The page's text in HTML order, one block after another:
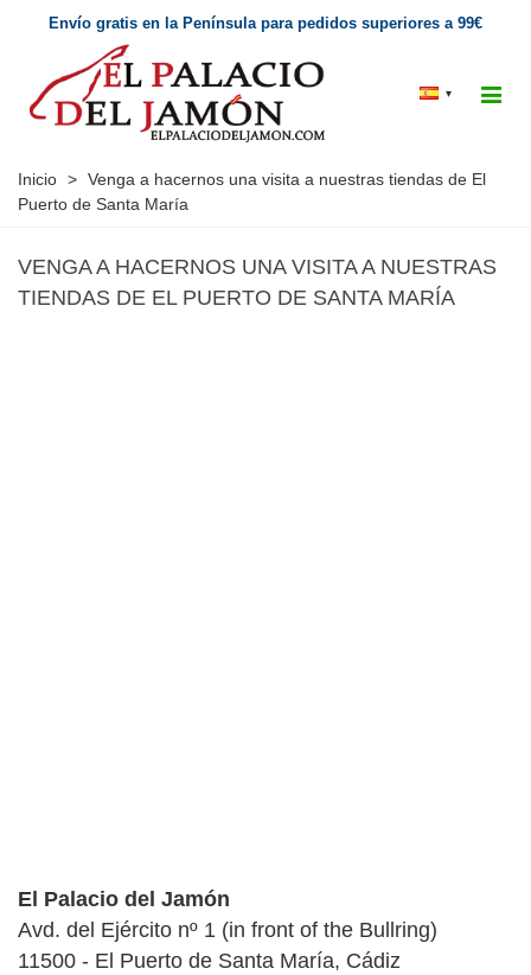
Envío gratis en la Península para pedidos superiores a 99€
▾
Inicio > Venga a hacernos una visita a nuestras tiendas de El
Puerto de Santa María
VENGA A HACERNOS UNA VISITA A NUESTRAS
TIENDAS DE EL PUERTO DE SANTA MARÍA
El Palacio del Jamón
Avd. del Ejército nº 1 (in front of the Bullring)
11500 - El Puerto de Santa María, Cádiz